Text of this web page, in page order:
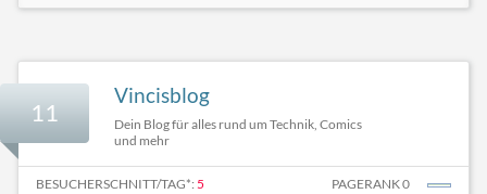
11
Vincisblog
Dein Blog für alles rund um Technik, Comics
und mehr
BESUCHERSCHNITT/TAG*: 5 PAGERANK 0